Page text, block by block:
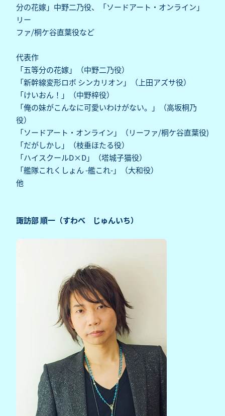
分の花嫁」中野二乃役、「ソードアート・オンライン」
リー
ファ/桐ケ谷直葉役など
代表作
「五等分の花嫁」（中野二乃役）
「新幹線変形ロボ シンカリオン」（上田アズサ役）
「けいおん！」（中野梓役）
「俺の妹がこんなに可愛いわけがない。」（高坂桐乃
役）
「ソードアート・オンライン」（リーファ/桐ケ谷直葉役)
「だがしかし」（枝垂ほたる役）
「ハイスクールD×D」（塔城子猫役）
「艦隊これくしょん -艦これ-」（大和役）
他
諏訪部 順一（すわべ じゅんいち）